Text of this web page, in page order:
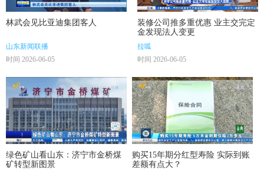
林武会见比亚迪集团客人
山东新闻联播
时间 2026-06-05
装修公司推多重优惠 业主交完定
金发现法人变更
拉呱
时间 2026-06-05
绿色矿山看山东：济宁市金桥煤
矿转型新图景
购买15年期分红型寿险 实际到账
差额有点大？